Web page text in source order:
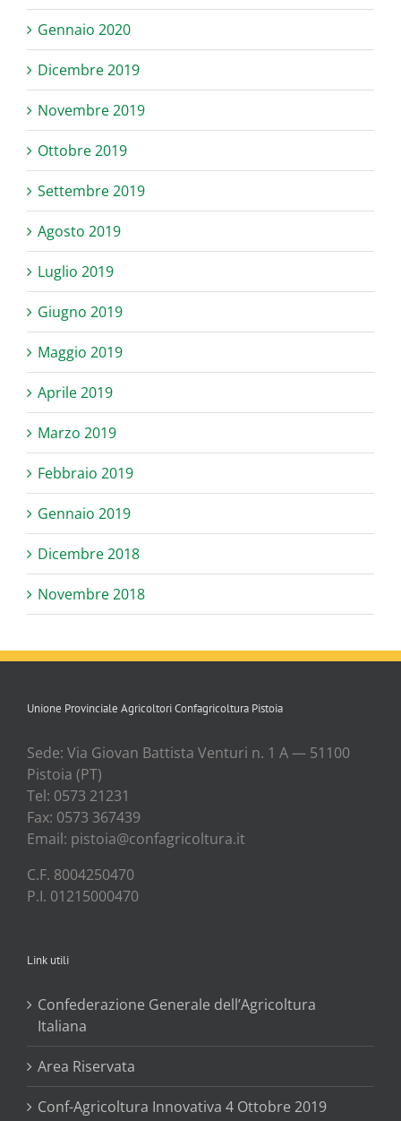
Gennaio 2020
Dicembre 2019
Novembre 2019
Ottobre 2019
Settembre 2019
Agosto 2019
Luglio 2019
Giugno 2019
Maggio 2019
Aprile 2019
Marzo 2019
Febbraio 2019
Gennaio 2019
Dicembre 2018
Novembre 2018
Unione Provinciale Agricoltori Confagricoltura Pistoia
Sede: Via Gio­van Bat­ti­sta Ven­tu­ri n. 1 A — 51100
Pisto­ia (PT)
Tel: 0573 21231
Fax: 0573 367439
Email: pistoia@confagricoltura.it
C.F. 8004250470
P.I. 01215000470
Link utili
Confederazione Generale dell’Agricoltura
Italiana
Area Riservata
Conf-Agricoltura Innovativa 4 Ottobre 2019